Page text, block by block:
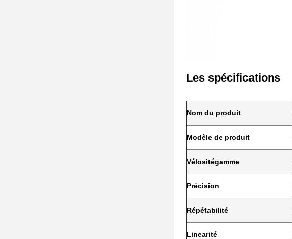
Les spécifications
Nom du produit
Modèle de produit
Vélositégamme
Précision
Répétabilité
Linearité